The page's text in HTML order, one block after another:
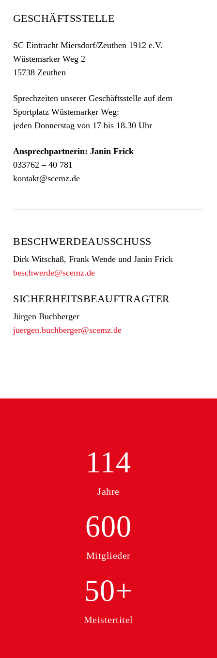
GESCHÄFTSSTELLE
SC Eintracht Miersdorf/Zeuthen 1912 e.V.
Wüstemarker Weg 2
15738 Zeuthen
Sprechzeiten unserer Geschäftsstelle auf dem
Sportplatz Wüstemarker Weg:
jeden Donnerstag von 17 bis 18.30 Uhr
Ansprechpartnerin: Janin Frick
033762 – 40 781
kontakt@scemz.de
BESCHWERDEAUSSCHUSS
Dirk Witschaß, Frank Wende und Janin Frick
beschwerde@scemz.de
SICHERHEITSBEAUFTRAGTER
Jürgen Buchberger
juergen.buchberger@scemz.de
114
Jahre
600
Mitglieder
50+
Meistertitel